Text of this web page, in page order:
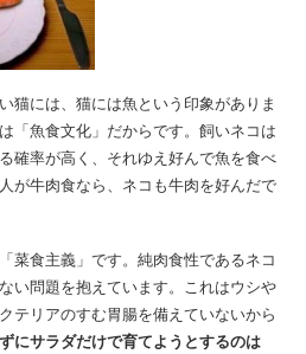
猫には、猫には魚という印象がありま
「魚食文化」だからです。飼いネコは
確率が高く、それゆえ好んで魚を食べ
が牛肉食なら、ネコも牛肉を好んだで
菜食主義」です。純肉食性であるネコ
い問題を抱えています。これはウシや
テリアのすむ胃腸を備えていないから
にサラダだけで育てようとするのは